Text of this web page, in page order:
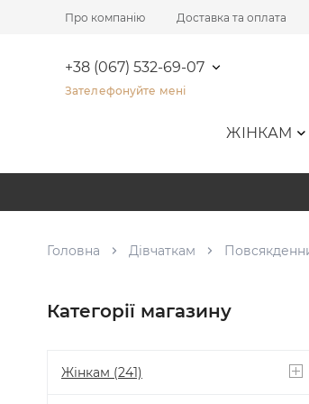
Про компанію Доставка та оплата
+38 (067) 532-69-07
Зателефонуйте мені
ЖІНКАМ
Головна Дівчаткам
Категорії магазину
Жінкам (241)